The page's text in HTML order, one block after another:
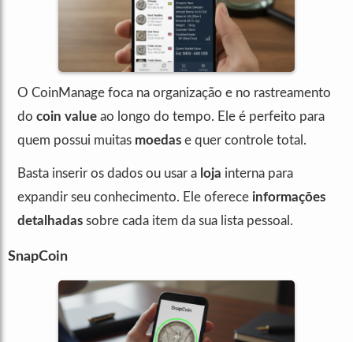
O CoinManage foca na organização e no rastreamento
do coin value ao longo do tempo. Ele é perfeito para
quem possui muitas moedas e quer controle total.
Basta inserir os dados ou usar a loja interna para
expandir seu conhecimento. Ele oferece informações
detalhadas sobre cada item da sua lista pessoal.
SnapCoin